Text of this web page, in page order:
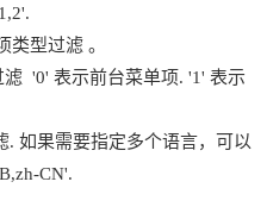
类型过滤 。
'0' 表示前台菜单项. '1' 表示
. 如果需要指定多个语言，可以
CN'.